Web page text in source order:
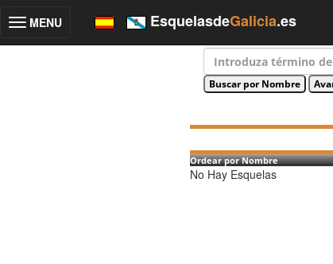
Toggle
MENU EsquelasdeGalicia.es
Ordear por Nombre
No Hay Esquelas